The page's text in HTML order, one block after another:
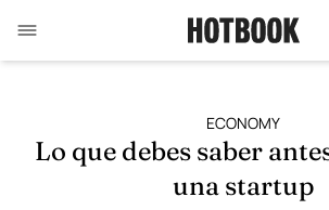
ECONOMY
Lo que debes saber
una startup